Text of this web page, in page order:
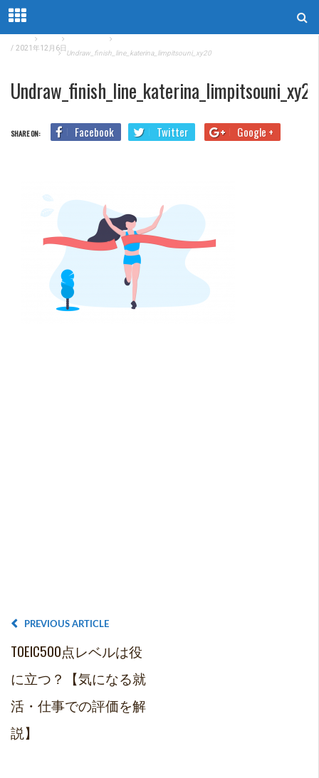
評価を解説】
Undraw_finish_line_katerina_limpitsouni_xy20
/ 2021年12月6日
SHARE ON: Facebook Twitter Google +
PREVIOUS ARTICLE
TOEIC500点レベルは役
に立つ？【気になる就
活・仕事での評価を解
説】